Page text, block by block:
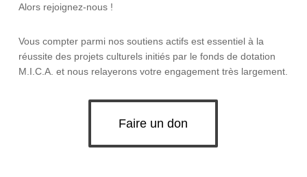
Alors rejoignez-nous !
Vous compter parmi nos soutiens actifs est essentiel à la
réussite des projets culturels initiés par le fonds de dotation
M.I.C.A. et nous relayerons votre engagement très largement.
Faire un don